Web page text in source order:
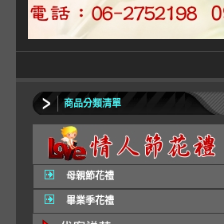
商品分類清單
母親節花禮
畢業季花禮